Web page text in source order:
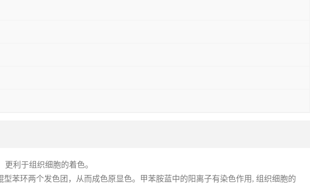
更利于组织细胞的着色。
苯环两个发色团，从而成色原显色。甲苯胺蓝中的阳离子有染色作用, 组织细胞的